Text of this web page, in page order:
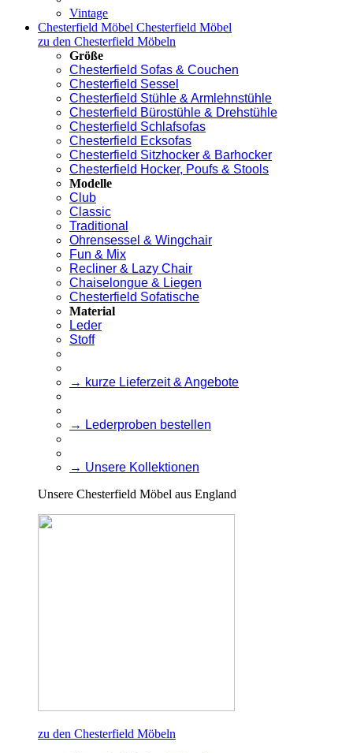
Vintage
Chesterfield Möbel Chesterfield Möbel
zu den Chesterfield Möbeln
Größe
Chesterfield Sofas & Couchen
Chesterfield Sessel
Chesterfield Stühle & Armlehnstühle
Chesterfield Bürostühle & Drehstühle
Chesterfield Schlafsofas
Chesterfield Ecksofas
Chesterfield Sitzhocker & Barhocker
Chesterfield Hocker, Poufs & Stools
Modelle
Club
Classic
Traditional
Ohrensessel & Wingchair
Fun & Mix
Recliner & Lazy Chair
Chaiselongue & Liegen
Chesterfield Sofatische
Material
Leder
Stoff
→ kurze Lieferzeit & Angebote
→ Lederproben bestellen
→ Unsere Kollektionen
Unsere Chesterfield Möbel aus England
zu den Chesterfield Möbeln